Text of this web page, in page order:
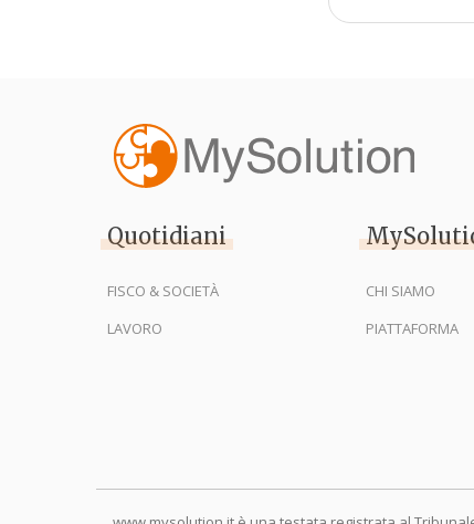
Quotidiani
FISCO & SOCIETÀ
LAVORO
CHI SIAMO
PIATTAFORMA